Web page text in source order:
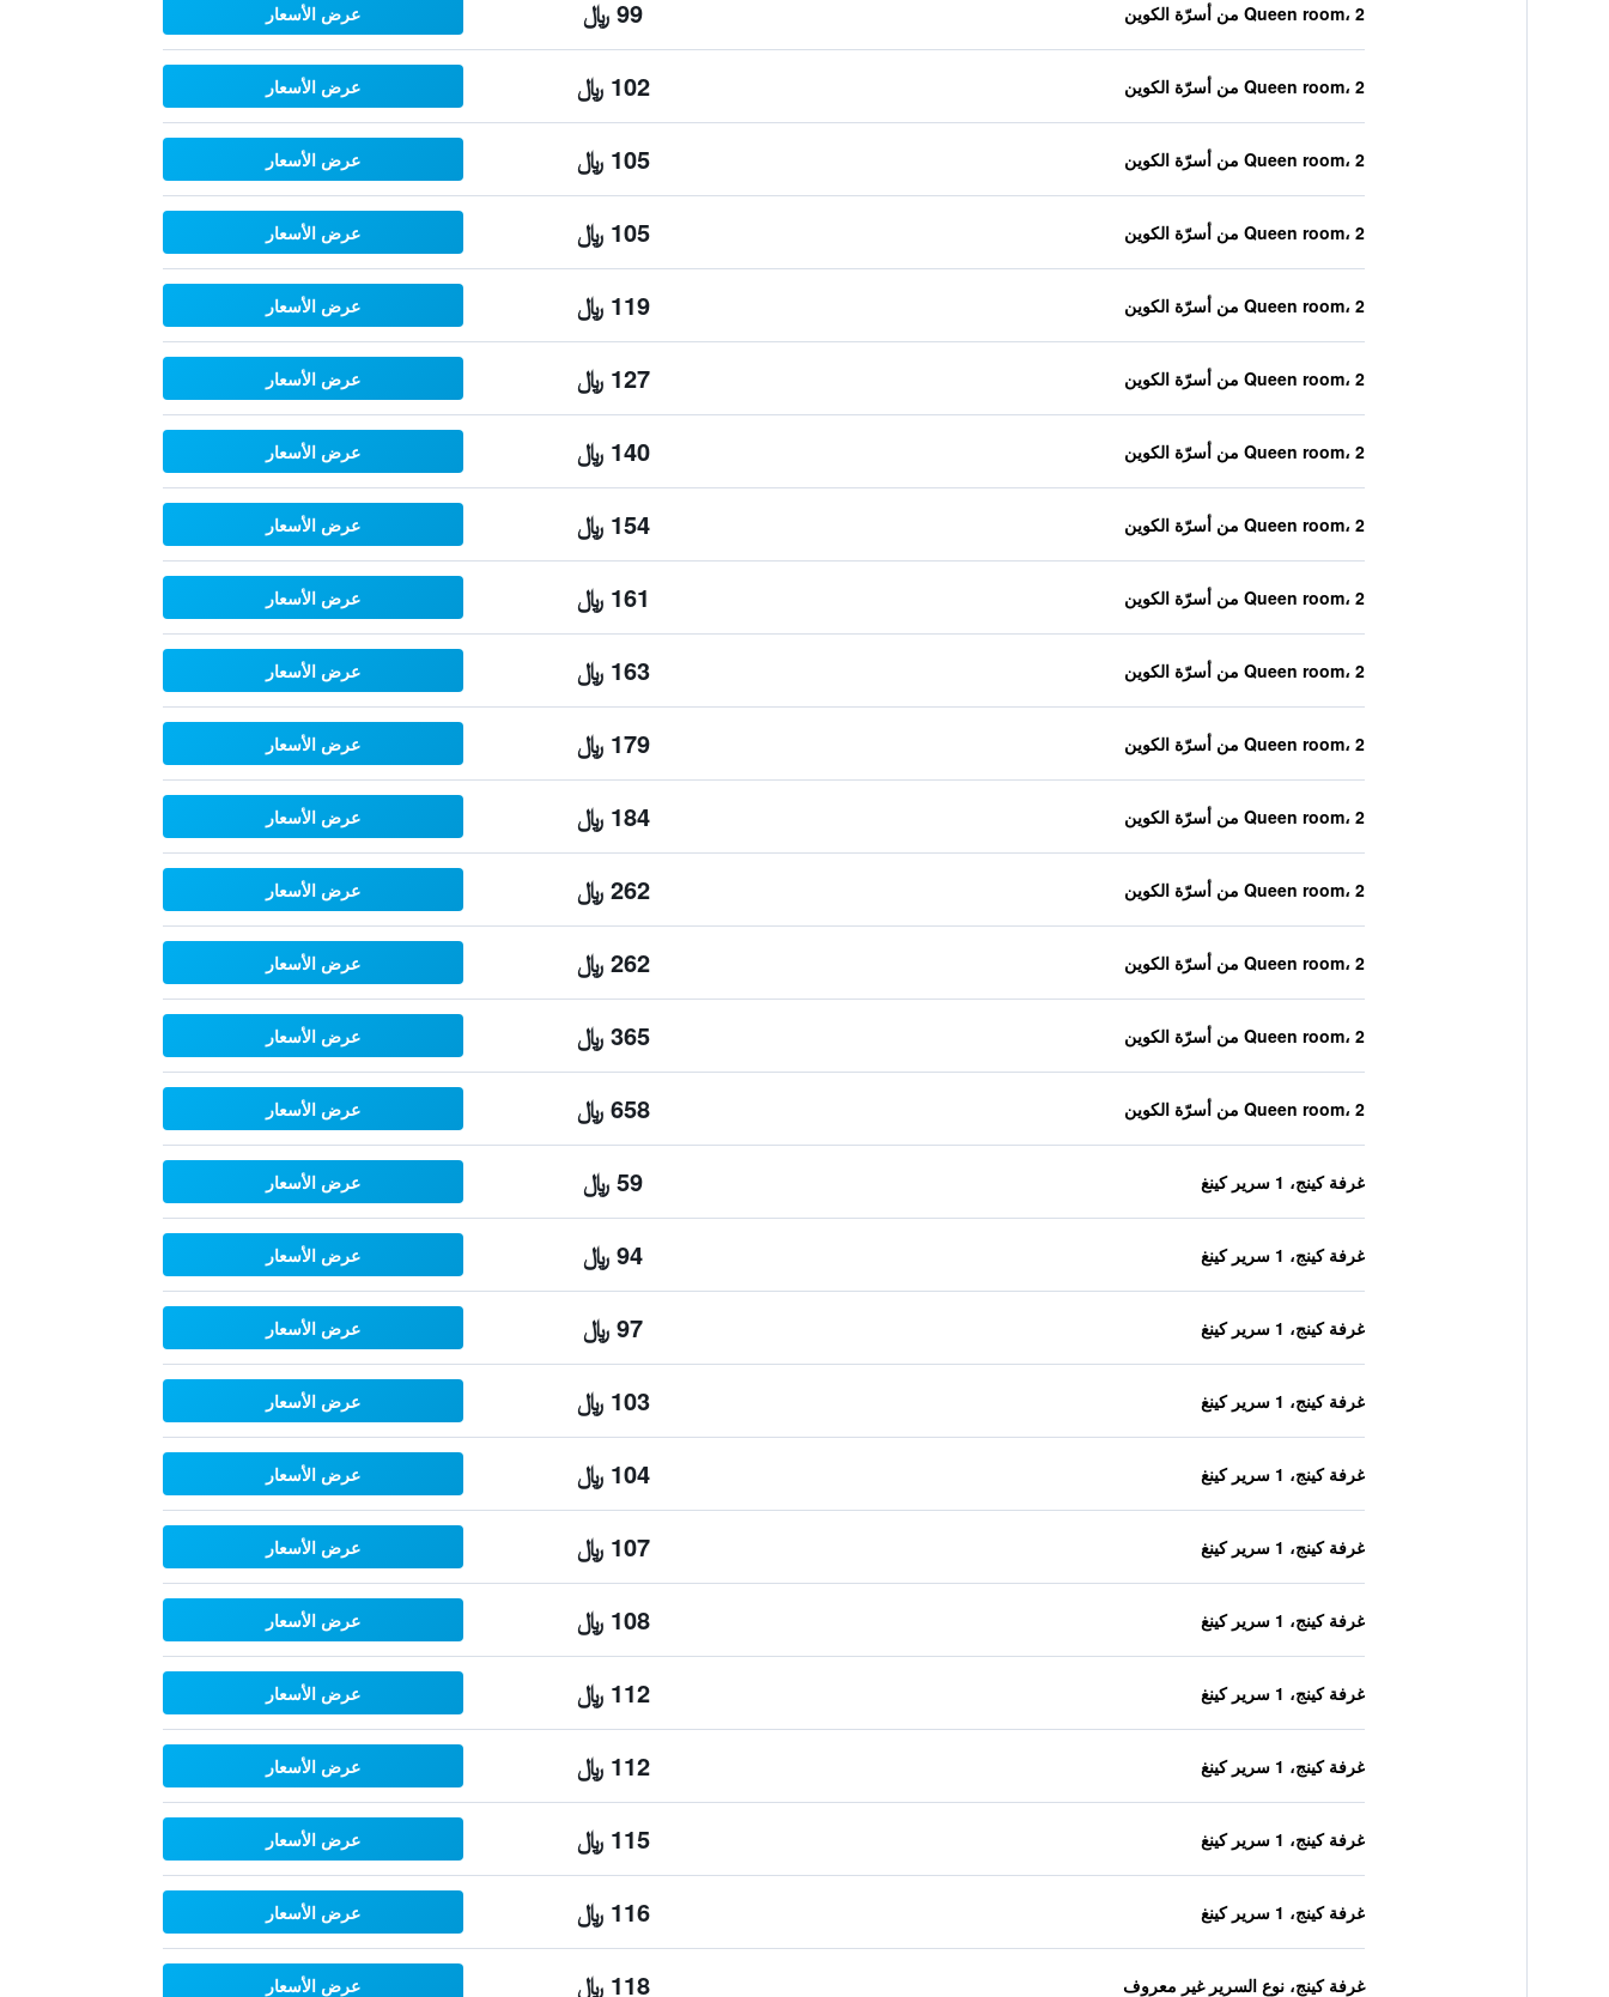
Queen room، 2 من أسرّة الكوين 99 ﷼ عرض الأسعار
Queen room، 2 من أسرّة الكوين 102 ﷼ عرض الأسعار
Queen room، 2 من أسرّة الكوين 105 ﷼ عرض الأسعار
Queen room، 2 من أسرّة الكوين 105 ﷼ عرض الأسعار
Queen room، 2 من أسرّة الكوين 119 ﷼ عرض الأسعار
Queen room، 2 من أسرّة الكوين 127 ﷼ عرض الأسعار
Queen room، 2 من أسرّة الكوين 140 ﷼ عرض الأسعار
Queen room، 2 من أسرّة الكوين 154 ﷼ عرض الأسعار
Queen room، 2 من أسرّة الكوين 161 ﷼ عرض الأسعار
Queen room، 2 من أسرّة الكوين 163 ﷼ عرض الأسعار
Queen room، 2 من أسرّة الكوين 179 ﷼ عرض الأسعار
Queen room، 2 من أسرّة الكوين 184 ﷼ عرض الأسعار
Queen room، 2 من أسرّة الكوين 262 ﷼ عرض الأسعار
Queen room، 2 من أسرّة الكوين 262 ﷼ عرض الأسعار
Queen room، 2 من أسرّة الكوين 365 ﷼ عرض الأسعار
Queen room، 2 من أسرّة الكوين 658 ﷼ عرض الأسعار
غرفة كينج، 1 سرير كينغ 59 ﷼ عرض الأسعار
غرفة كينج، 1 سرير كينغ 94 ﷼ عرض الأسعار
غرفة كينج، 1 سرير كينغ 97 ﷼ عرض الأسعار
غرفة كينج، 1 سرير كينغ 103 ﷼ عرض الأسعار
غرفة كينج، 1 سرير كينغ 104 ﷼ عرض الأسعار
غرفة كينج، 1 سرير كينغ 107 ﷼ عرض الأسعار
غرفة كينج، 1 سرير كينغ 108 ﷼ عرض الأسعار
غرفة كينج، 1 سرير كينغ 112 ﷼ عرض الأسعار
غرفة كينج، 1 سرير كينغ 112 ﷼ عرض الأسعار
غرفة كينج، 1 سرير كينغ 115 ﷼ عرض الأسعار
غرفة كينج، 1 سرير كينغ 116 ﷼ عرض الأسعار
غرفة كينج، نوع السرير غير معروف 118 ﷼ عرض الأسعار